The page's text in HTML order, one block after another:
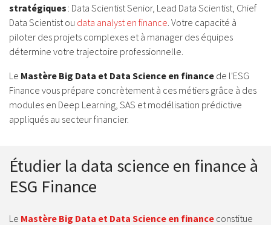
stratégiques : Data Scientist Senior, Lead Data Scientist, Chief
Data Scientist ou data analyst en finance. Votre capacité à
piloter des projets complexes et à manager des équipes
détermine votre trajectoire professionnelle.
Le Mastère Big Data et Data Science en finance de l'ESG
Finance vous prépare concrètement à ces métiers grâce à des
modules en Deep Learning, SAS et modélisation prédictive
appliqués au secteur financier.
Étudier la data science en finance à
ESG Finance
Le Mastère Big Data et Data Science en finance constitue